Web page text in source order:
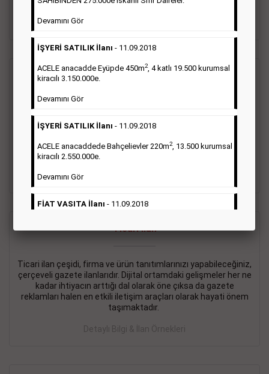
Detaylı Bilgi & İlan Örnekleri
Vasıta İlanı
Sarı sayfa ilanlar alım- satım, duyuru, mini reklam şeklinde
ifade edilebilen ilanlardır. Gazetelerin tirajını önemli ölçüde
etkilerler ve gazete gelirlerinin de önemli bir bölümünü
oluştururlar.Sabah sarı sayfa eleman ilanlarında 6 kelime
sayısı şartı aranmamaktadır.
Detaylı Bilgi & İlan Örnekleri
Ticari İlan
Ticari ilan çeşidi, firma ve ürün tanıtımlarınızı yapabileceğiniz,
çerçeveli gazete ilanlarıdır. Dijital ortamdaki gelişmeler her ne
kadar ihtiyacın arttığı dal olarak öne çıksa da gazete
reklamları halen en etkili iletişim araçları olarak hayati önem
taşımaktadır.
Detaylı Bilgi & İlan Örnekleri
Devamını Gör
İŞYERİ SATILIK İlanı - 11.09.2018
ACELE anacadde Eyüpde 450m2, 4 katlı 19.500 kurumsal
kiracılı 3.150.000e.
Devamını Gör
İŞYERİ SATILIK İlanı - 11.09.2018
ACELE anacaddede Bahçelievler 220m2, 13.500 kurumsal
kiracılı 2.550.000e.
Devamını Gör
FİAT VASITA İlanı - 11.09.2018
2.800.000e kurumsal mağaza.
BAKIRKÖY SATILIK İlanı- 11.09.2018
KARTALTEPEde kelepir 2+ 1 satılık daire